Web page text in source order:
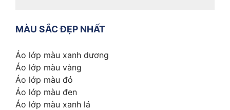
MÀU SẮC ĐẸP NHẤT
Áo lớp màu xanh dương
Áo lớp màu vàng
Áo lớp màu đỏ
Áo lớp màu đen
Áo lớp màu xanh lá